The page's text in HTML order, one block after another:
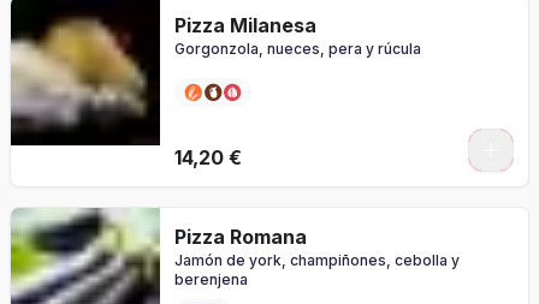
Pizza Milanesa
Gorgonzola, nueces, pera y rúcula
14,20 €
Pizza Romana
Jamón de york, champiñones, cebolla y
berenjena